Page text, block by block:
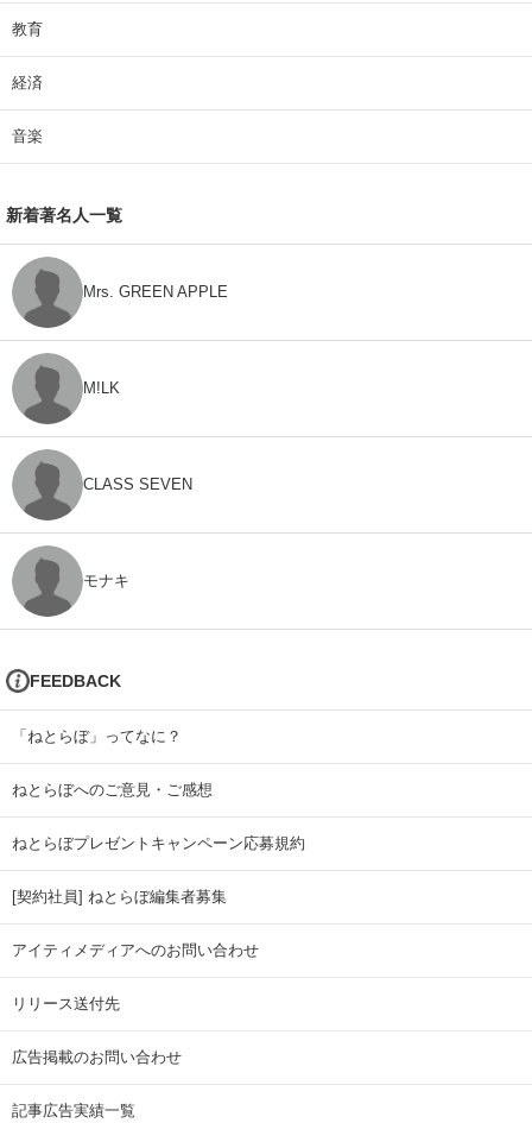
教育
経済
音楽
新着著名人一覧
Mrs. GREEN APPLE
M!LK
CLASS SEVEN
モナキ
FEEDBACK
「ねとらぼ」ってなに？
ねとらぼへのご意見・ご感想
ねとらぼプレゼントキャンペーン応募規約
[契約社員] ねとらぼ編集者募集
アイティメディアへのお問い合わせ
リリース送付先
広告掲載のお問い合わせ
記事広告実績一覧